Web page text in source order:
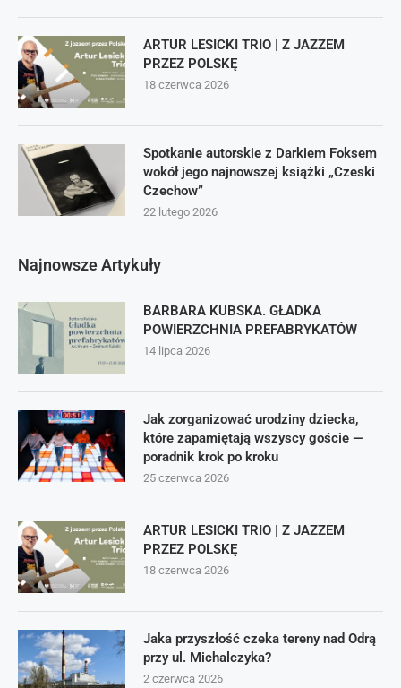
ARTUR LESICKI TRIO | Z JAZZEM
PRZEZ POLSKĘ
18 czerwca 2026
Spotkanie autorskie z Darkiem Foksem
wokół jego najnowszej książki „Czeski
Czechow”
22 lutego 2026
Najnowsze Artykuły
BARBARA KUBSKA. GŁADKA
POWIERZCHNIA PREFABRYKATÓW
14 lipca 2026
Jak zorganizować urodziny dziecka,
które zapamiętają wszyscy goście —
poradnik krok po kroku
25 czerwca 2026
ARTUR LESICKI TRIO | Z JAZZEM
PRZEZ POLSKĘ
18 czerwca 2026
Jaka przyszłość czeka tereny nad Odrą
przy ul. Michalczyka?
2 czerwca 2026